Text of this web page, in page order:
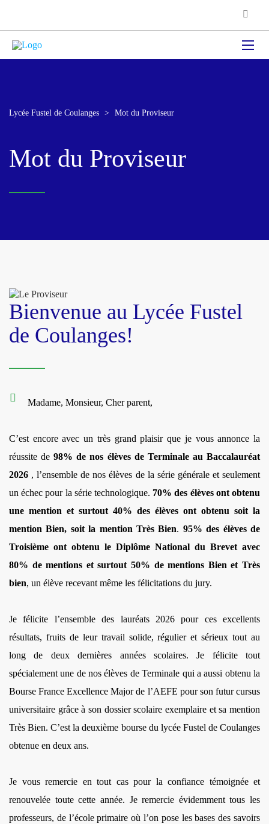
Lycée Fustel de Coulanges > Mot du Proviseur
Mot du Proviseur
Bienvenue au Lycée Fustel
de Coulanges!
Madame, Monsieur, Cher parent,
C’est encore avec un très grand plaisir que je vous annonce la
réussite de98% de nos élèves de Terminale au Baccalauréat
2026 , l’ensemble de nos élèves de la série générale et seulement
un échec pour la série technologique. 70% des élèves ont obtenu
une mention et surtout 40% des élèves ont obtenu soit la
mention Bien, soit la mention Très Bien. 95% des élèves de
Troisième ont obtenu le Diplôme National du Brevet avec
80% de mentions et surtout 50% de mentions Bien et Très
bien, un élève recevant même les félicitations du jury.
Je félicite l’ensemble des lauréats 2026 pour ces excellents
résultats, fruits de leur travail solide, régulier et sérieux tout au
long de deux dernières années scolaires. Je félicite tout
spécialement une de nos élèves de Terminale qui a aussi obtenu la
Bourse France Excellence Major de l’AEFE pour son futur cursus
universitaire grâce à son dossier scolaire exemplaire et sa mention
Très Bien. C’est la deuxième bourse du lycée Fustel de Coulanges
obtenue en deux ans.
Je vous remercie en tout cas pour la confiance témoignée et
renouvelée toute cette année. Je remercie évidemment tous les
professeurs, de l’école primaire où l’on pose les bases des savoirs